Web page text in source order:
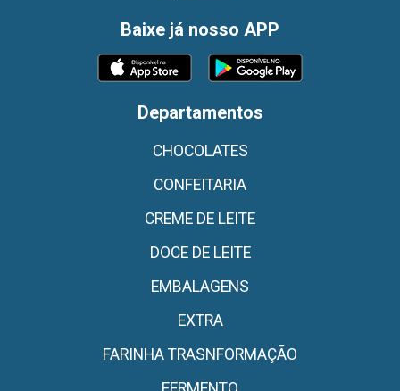
Baixe já nosso APP
Departamentos
CHOCOLATES
CONFEITARIA
CREME DE LEITE
DOCE DE LEITE
EMBALAGENS
EXTRA
FARINHA TRASNFORMAÇÃO